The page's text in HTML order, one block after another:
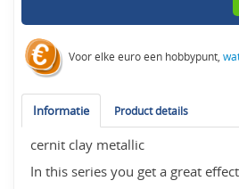
Voor elke euro een hobbypunt,
Informatie Product details
cernit clay metallic
In this series you get a great effect